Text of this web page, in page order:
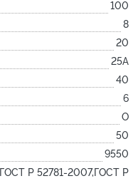
100
8
20
25А
40
6
O
50
9550
ГОСТ Р 52781-2007,ГОСТ Р